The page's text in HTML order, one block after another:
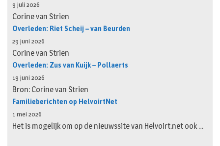
9 juli 2026
Corine van Strien
Overleden: Riet Scheij – van Beurden
29 juni 2026
Corine van Strien
Overleden: Zus van Kuijk – Pollaerts
19 juni 2026
Bron: Corine van Strien
Familieberichten op HelvoirtNet
1 mei 2026
Het is mogelijk om op de nieuwssite van Helvoirt.net ook …